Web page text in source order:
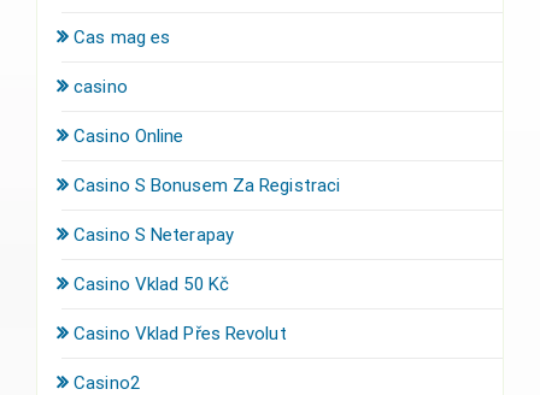
Cas mag es
casino
Casino Online
Casino S Bonusem Za Registraci
Casino S Neterapay
Casino Vklad 50 Kč
Casino Vklad Přes Revolut
Casino2